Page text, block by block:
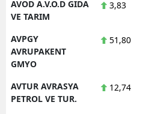
AVOD A.V.O.D GIDA
VE TARIM
3,83
AVPGY
AVRUPAKENT
GMYO
51,80
AVTUR AVRASYA
PETROL VE TUR.
12,74